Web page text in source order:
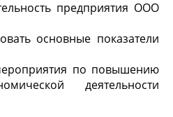
предприятия ООО
основные показатели
по повышению
деятельности